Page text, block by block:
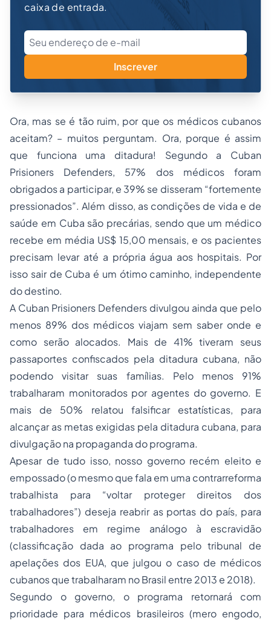
caixa de entrada.
Inscrever
Ora, mas se é tão ruim, por que os médicos cubanos
aceitam? – muitos perguntam. Ora, porque é assim
que funciona uma ditadura! Segundo a Cuban
Prisioners Defenders, 57% dos médicos foram
obrigados a participar, e 39% se disseram “fortemente
pressionados”. Além disso, as condições de vida e de
saúde em Cuba são precárias, sendo que um médico
recebe em média US$ 15,00 mensais, e os pacientes
precisam levar até a própria água aos hospitais. Por
isso sair de Cuba é um ótimo caminho, independente
do destino.
A Cuban Prisioners Defenders divulgou ainda que pelo
menos 89% dos médicos viajam sem saber onde e
como serão alocados. Mais de 41% tiveram seus
passaportes confiscados pela ditadura cubana, não
podendo visitar suas famílias. Pelo menos 91%
trabalharam monitorados por agentes do governo. E
mais de 50% relatou falsificar estatísticas, para
alcançar as metas exigidas pela ditadura cubana, para
divulgação na propaganda do programa.
Apesar de tudo isso, nosso governo recém eleito e
empossado (o mesmo que fala em uma contrarreforma
trabalhista para “voltar proteger direitos dos
trabalhadores”) deseja reabrir as portas do país, para
trabalhadores em regime análogo à escravidão
(classificação dada ao programa pelo tribunal de
apelações dos EUA, que julgou o caso de médicos
cubanos que trabalharam no Brasil entre 2013 e 2018).
Segundo o governo, o programa retornará com
prioridade para médicos brasileiros (mero engodo,